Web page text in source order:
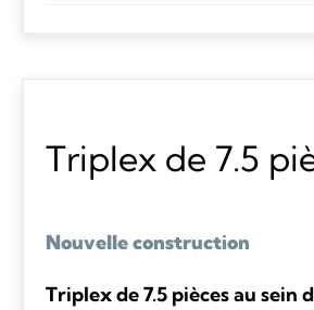
Triplex de 7.5
Nouvelle construction
Triplex de 7.5 pièces au sein